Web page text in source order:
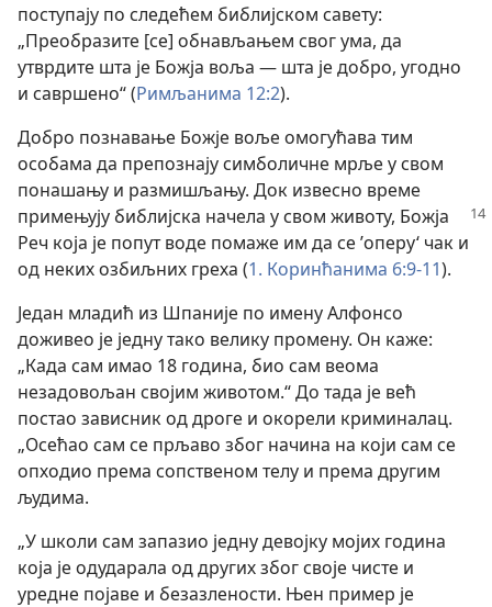
поступају по следећем библијском савету:
„Преобразите [се] обнављањем свог ума, да
утврдите шта је Божја воља — шта је добро, угодно
и савршено“ (Римљанима 12:2).
Добро познавање Божје воље омогућава тим
особама да препознају симболичне мрље у свом
понашању и размишљању. Док извесно време
примењују библијска начела у свом животу, Божја
Реч која је попут воде помаже им да се ’оперу‘ чак и
од неких озбиљних греха (1. Коринћанима 6:9-11).
Један младић из Шпаније по имену Алфонсо
доживео је једну тако велику промену. Он каже:
„Када сам имао 18 година, био сам веома
незадовољан својим животом.“ До тада је већ
постао зависник од дроге и окорели криминалац.
„Осећао сам се прљаво због начина на који сам се
опходио према сопственом телу и према другим
људима.
„У школи сам запазио једну девојку мојих година
која је одударала од других због своје чисте и
уредне појаве и безазлености. Њен пример је